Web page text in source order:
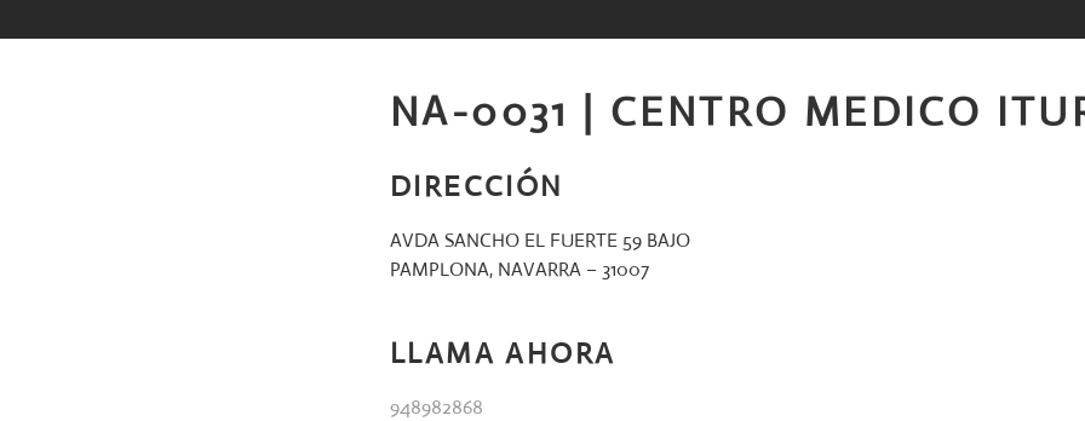
al
NA-0031 | CENTRO MEDICO
DIRECCIÓN
AVDA SANCHO EL FUERTE 59 BAJO
PAMPLONA, NAVARRA – 31007
LLAMA AHORA
948982868